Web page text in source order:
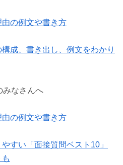
の例文や書き方
成、書き出し、例文をわかり
なさんへ
の例文や書き方
すい「面接質問ベスト10」
も